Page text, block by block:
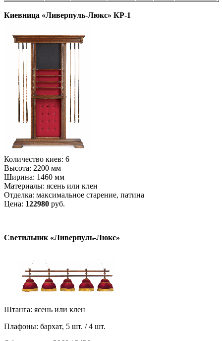
Киевница «Ливерпуль-Люкс» КР-1
Количество киев: 6
Высота: 2200 мм
Ширина: 1460 мм
Материалы: ясень или клен
Отделка: максимальное старение, патина
Цена: 122980 руб.
Светильник «Ливерпуль-Люкс»
Штанга: ясень или клен
Плафоны: бархат, 5 шт. / 4 шт.